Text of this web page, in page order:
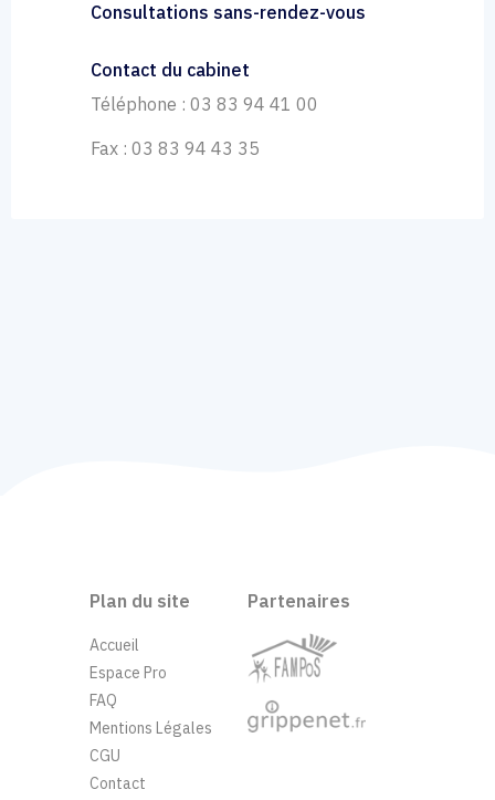
Consultations sans-rendez-vous
Contact du cabinet
Téléphone : 03 83 94 41 00
Fax : 03 83 94 43 35
Plan du site
Accueil
Espace Pro
FAQ
Mentions Légales
CGU
Contact
Partenaires